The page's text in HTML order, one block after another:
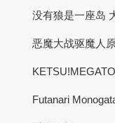
没有狼是一座岛
恶魔大战驱魔人
Futanari